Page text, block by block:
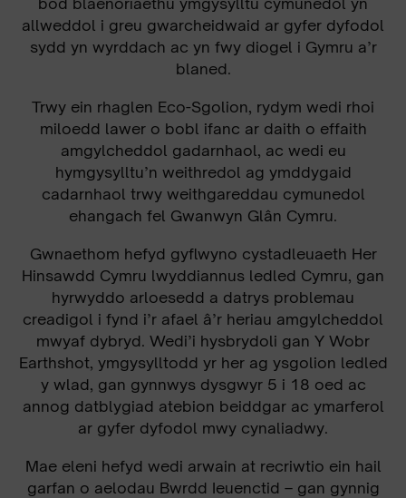
allweddol i greu gwarcheidwaid ar gyfer dyfodol
sydd yn wyrddach ac yn fwy diogel i Gymru a’r
blaned.
Trwy ein rhaglen Eco-Sgolion, rydym wedi rhoi
miloedd lawer o bobl ifanc ar daith o effaith
amgylcheddol gadarnhaol, ac wedi eu
hymgysylltu’n weithredol ag ymddygaid
cadarnhaol trwy weithgareddau cymunedol
ehangach fel Gwanwyn Glân Cymru.
Gwnaethom hefyd gyflwyno cystadleuaeth Her
Hinsawdd Cymru lwyddiannus ledled Cymru, gan
hyrwyddo arloesedd a datrys problemau
creadigol i fynd i’r afael â’r heriau amgylcheddol
mwyaf dybryd. Wedi’i hysbrydoli gan Y Wobr
Earthshot, ymgysylltodd yr her ag ysgolion ledled
y wlad, gan gynnwys dysgwyr 5 i 18 oed ac
annog datblygiad atebion beiddgar ac ymarferol
ar gyfer dyfodol mwy cynaliadwy.
Mae eleni hefyd wedi arwain at recriwtio ein hail
garfan o aelodau Bwrdd Ieuenctid – gan gynnig